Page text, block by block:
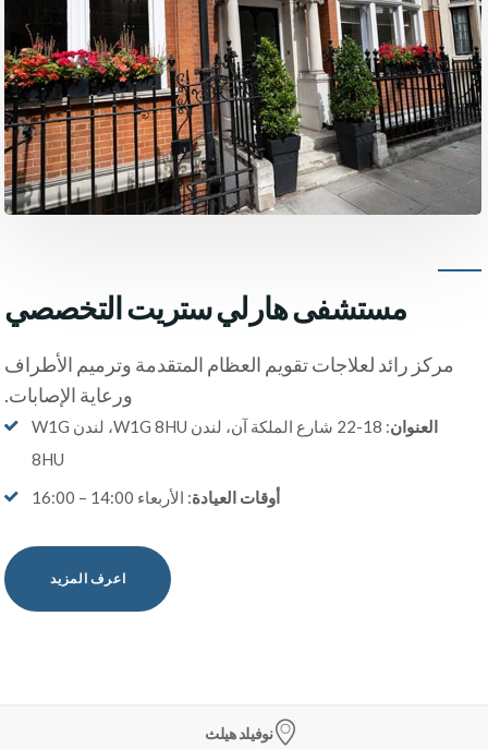
مستشفى هارلي ستريت التخصصي
مركز رائد لعلاجات تقويم العظام المتقدمة وترميم الأطراف
ورعاية الإصابات.
العنوان
: 18-22 شارع الملكة آن، لندن W1G 8HU، لندن W1G
8HU
أوقات العيادة: الأربعاء 14:00 – 16:00
اعرف المزيد
نوفيلد هيلث